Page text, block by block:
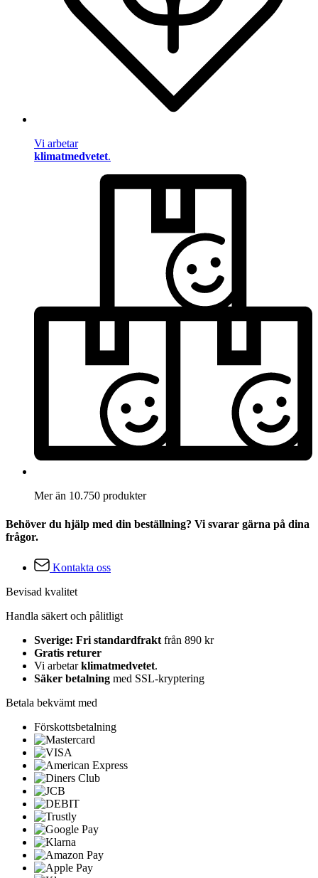
Vi arbetar
klimatmedvetet.
Mer än 10.750 produkter
Behöver du hjälp med din beställning? Vi svarar gärna på dina
frågor.
Kontakta oss
Bevisad kvalitet
Handla säkert och pålitligt
Sverige: Fri standardfrakt från 890 kr
Gratis returer
Vi arbetarklimatmedvetet.
Säker betalning med SSL-kryptering
Betala bekvämt med
Förskottsbetalning